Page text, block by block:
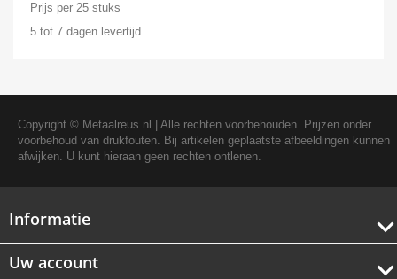
Prijs per 25 stuks
5 tot 7 dagen levertijd
Copyright © Metaalreus.nl
| Alle rechten voorbehouden. Prijzen onder
voorbehoud van drukfouten. Bij artikelen geplaatste afbeeldingen kunnen
afwijken. U kunt hieraan geen rechten ontlenen.
Informatie
Uw account